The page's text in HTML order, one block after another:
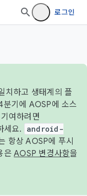
로그인
치하고 생태계의 플
기에 AOSP에 소스
여하려면
세요.
android-
항상 AOSP에 푸시
은 AOSP 변경사항을